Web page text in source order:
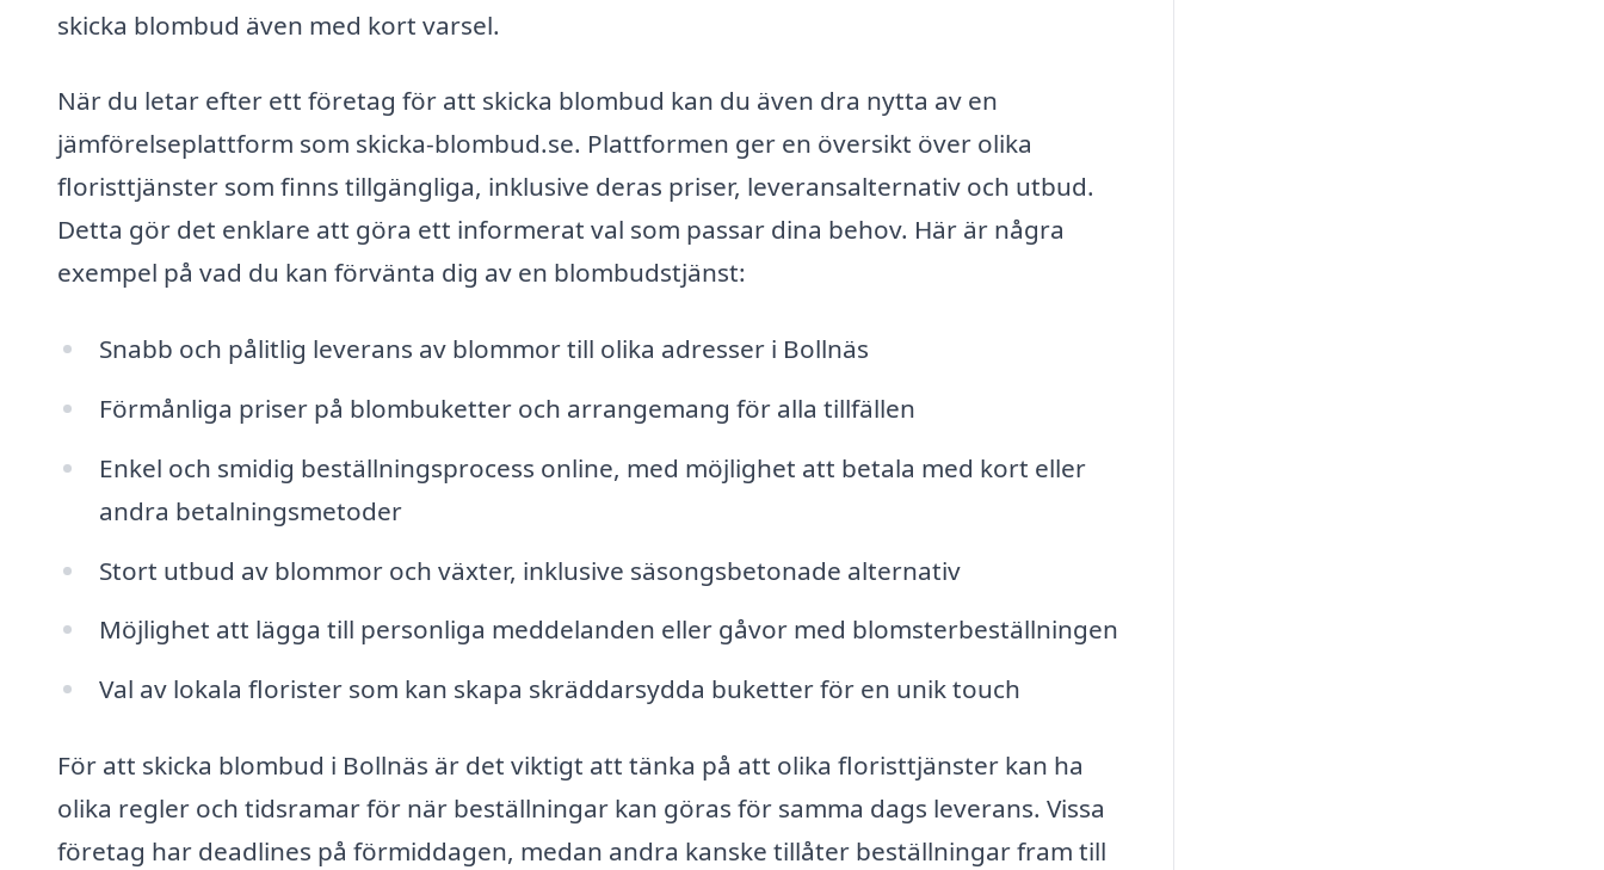
skicka blombud även med kort varsel.
När du letar efter ett företag för att skicka blombud kan du även dra nytta av en
jämförelseplattform som skicka-blombud.se. Plattformen ger en översikt över olika
floristtjänster som finns tillgängliga, inklusive deras priser, leveransalternativ och utbud.
Detta gör det enklare att göra ett informerat val som passar dina behov. Här är några
exempel på vad du kan förvänta dig av en blombudstjänst:
Snabb och pålitlig leverans av blommor till olika adresser i Bollnäs
Förmånliga priser på blombuketter och arrangemang för alla tillfällen
Enkel och smidig beställningsprocess online, med möjlighet att betala med kort eller
andra betalningsmetoder
Stort utbud av blommor och växter, inklusive säsongsbetonade alternativ
Möjlighet att lägga till personliga meddelanden eller gåvor med blomsterbeställningen
Val av lokala florister som kan skapa skräddarsydda buketter för en unik touch
För att skicka blombud i Bollnäs är det viktigt att tänka på att olika floristtjänster kan ha
olika regler och tidsramar för när beställningar kan göras för samma dags leverans. Vissa
företag har deadlines på förmiddagen, medan andra kanske tillåter beställningar fram till